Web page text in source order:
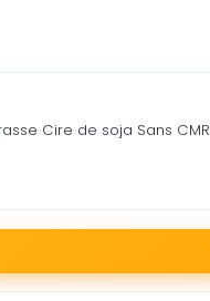
Cire de soja Sans CMR